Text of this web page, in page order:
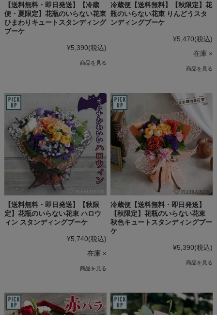
【送料無料・即日発送】【冷蔵
便・夏限定】花瓶のいらない花束
ひまわりキュートスタンディング
ブーケ
¥5,390(税込)
商品を見る
冷蔵便【送料無料】【秋限定】花
瓶のいらない花束 りんどうスタ
ンディングブーケ
¥5,470(税込)
在庫 ×
商品を見る
【送料無料・即日発送】【秋限
定】花瓶のいらない花束 ハロウ
ィン スタンディングブーケ
¥5,740(税込)
在庫 ×
商品を見る
冷蔵便【送料無料・即日発送】
【秋限定】花瓶のいらない花束
秋色キュートスタンディングブー
ケ
¥5,390(税込)
商品を見る